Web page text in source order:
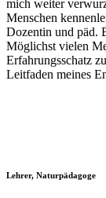
mich weiter
Menschen
Dozentin und päd.
Möglichst vielen
Erfahrungsschatz
Leitfaden meines
Lehrer, Naturpädagoge